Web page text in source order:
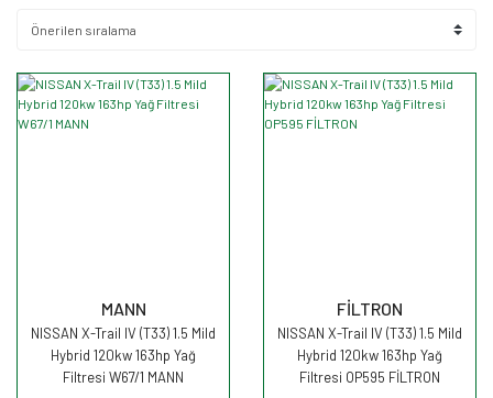
MANN
NISSAN X-Trail IV (T33) 1.5 Mild
Hybrid 120kw 163hp Yağ
Filtresi W67/1 MANN
FİLTRON
NISSAN X-Trail IV (T33) 1.5 Mild
Hybrid 120kw 163hp Yağ
Filtresi OP595 FİLTRON